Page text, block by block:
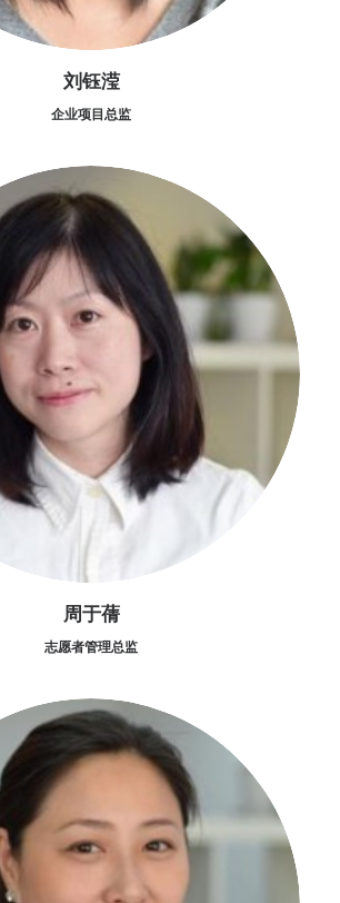
刘钰滢
企业项目总监
周于蒨
志愿者管理总监